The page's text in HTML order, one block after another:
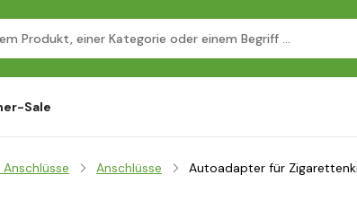
Sale
Anschlüsse Autoadapter für